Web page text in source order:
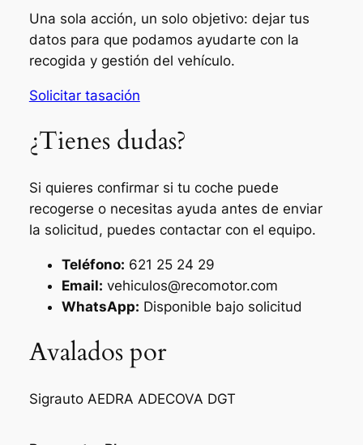
Una sola acción, un solo objetivo: dejar tus
datos para que podamos ayudarte con la
recogida y gestión del vehículo.
Solicitar tasación
¿Tienes dudas?
Si quieres confirmar si tu coche puede
recogerse o necesitas ayuda antes de enviar
la solicitud, puedes contactar con el equipo.
Teléfono: 621 25 24 29
Email: vehiculos@recomotor.com
WhatsApp: Disponible bajo solicitud
Avalados por
Sigrauto AEDRA ADECOVA DGT